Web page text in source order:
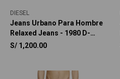
DIESEL
Jeans Urbano Para Hombre
Relaxed Jeans - 1980 D-
Eeper
S/ 1,200.00